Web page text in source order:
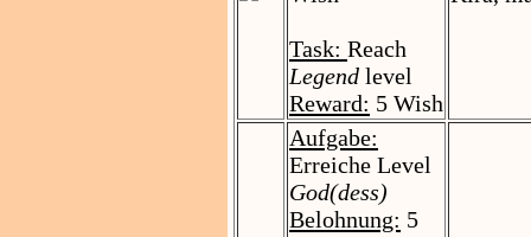
Task: Reach
Legend level
Reward: 5 Wish
Aufgabe:
Erreiche Level
God(dess)
Belohnung: 5